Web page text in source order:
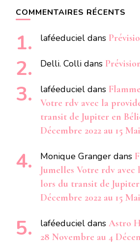
COMMENTAIRES RÉCENTS
laféeduciel dans
Delli. Colli dans
laféeduciel dans
Votre rdv avec la
transit de Jupiter en
Décembre 2022 au 15
Monique Granger dans
Jumelles Votre rdv avec
lors du transit de
Décembre 2022 au 15
laféeduciel dans Astro
28 Novembre au 4